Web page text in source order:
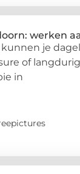
werken
je
of
in